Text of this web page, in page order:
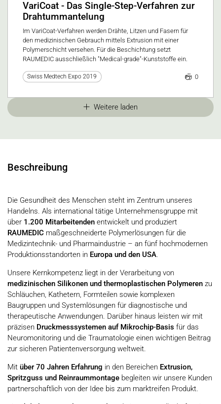
VariCoat - Das Single-Step-Verfahren zur
Drahtummantelung
Im VariCoat-Verfahren werden Drähte, Litzen und Fasern für
den medizinischen Gebrauch mittels Extrusion mit einer
Polymerschicht versehen. Für die Beschichtung setzt
RAUMEDIC ausschließlich "Medical-grade"-Kunststoffe ein.
Swiss Medtech Expo 2019 0
Weitere laden
Beschreibung
Die Gesundheit des Menschen steht im Zentrum unseres
Handelns. Als international tätige Unternehmensgruppe mit
über 1.200 Mitarbeitenden entwickelt und produziert
RAUMEDIC maßgeschneiderte Polymerlösungen für die
Medizintechnik- und Pharmaindustrie – an fünf hochmodernen
Produktionsstandorten in Europa und den USA.
Unsere Kernkompetenz liegt in der Verarbeitung von
medizinischen Silikonen und thermoplastischen Polymeren zu
Schläuchen, Kathetern, Formteilen sowie komplexen
Baugruppen und Systemlösungen für diagnostische und
therapeutische Anwendungen. Darüber hinaus leisten wir mit
präzisen Druckmesssystemen auf Mikrochip-Basis für das
Neuromonitoring und die Traumatologie einen wichtigen Beitrag
zur sicheren Patientenversorgung weltweit.
Mit über 70 Jahren Erfahrung in den Bereichen Extrusion,
Spritzguss und Reinraummontage begleiten wir unsere Kunden
partnerschaftlich von der Idee bis zum marktreifen Produkt.